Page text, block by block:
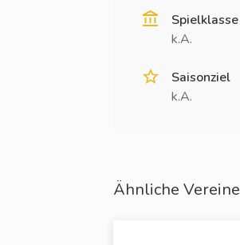
Spielklasse
k.A.
Saisonziel
k.A.
Ähnliche Vereine